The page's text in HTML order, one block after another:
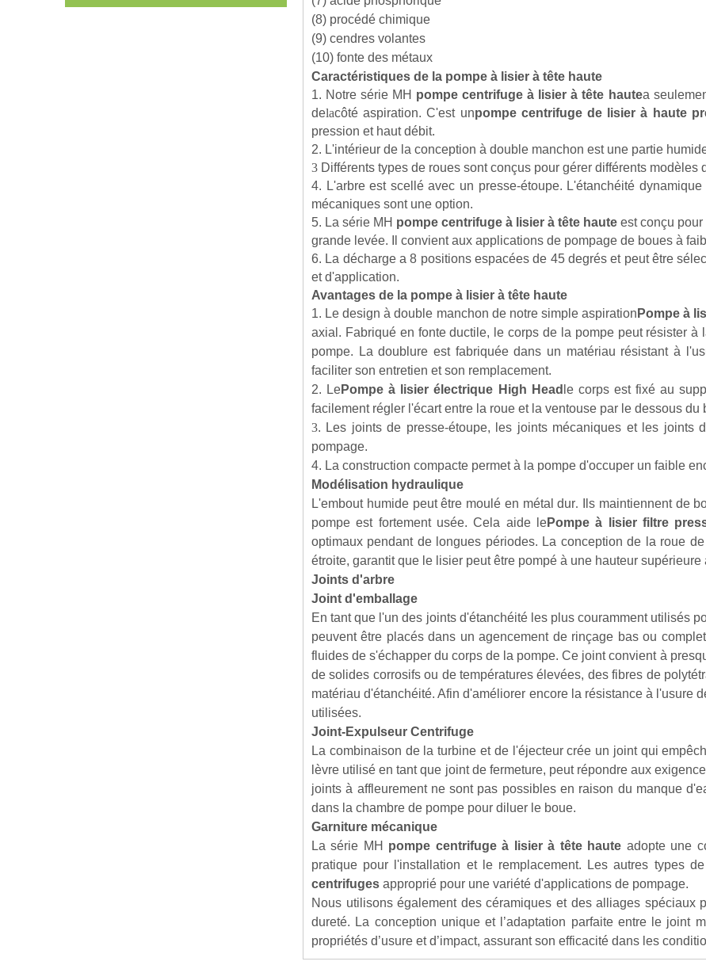
(8) procédé chimique
(9) cendres volantes
(10) fonte des métaux
Caractéristiques de la pompe à lisier à tête haute
1. Notre série MH pompe centrifuge à lisier à tête hautea
delacôté aspiration. C'est unpompe centrifuge de lisier à haute
pression et haut débit.
2. L'intérieur de la conception à double manchon est une partie
3 Différents types de roues sont conçus pour gérer différents modèles
4. L'arbre est scellé avec un presse-étoupe. L'étanchéité
mécaniques sont une option.
5. La série MH pompe centrifuge à lisier à tête haute est conçu
grande levée. Il convient aux applications de pompage de boues à
6. La décharge a 8 positions espacées de 45 degrés et peut être
et d'application.
Avantages de la pompe à lisier à tête haute
1. Le design à double manchon de notre simple aspiration Pompe à
axial. Fabriqué en fonte ductile, le corps de la pompe peut résister
pompe. La doublure est fabriquée dans un matériau résistant à
faciliter son entretien et son remplacement.
2. LePompe à lisier électrique High Head le corps est fixé au
facilement régler l'écart entre la roue et la ventouse par le dessous du
3. Les joints de presse-étoupe, les joints mécaniques et les joints
pompage.
4. La construction compacte permet à la pompe d'occuper un faible
Modélisation hydraulique
L'embout humide peut être moulé en métal dur.
Ils maintiennent de
pompe est fortement usée. Cela aide lePompe à lisier filtre
optimaux pendant de longues périodes. La conception de la roue
étroite, garantit que le lisier peut être pompé à une hauteur supérieure
Joints d'arbre
Joint d'emballage
En tant que l'un des joints d'étanchéité les plus couramment utilisés
peuvent être placés dans un agencement de rinçage bas ou
fluides de s'échapper du corps de la pompe. Ce joint convient à
de solides corrosifs ou de températures élevées, des fibres de
matériau d'étanchéité. Afin d'améliorer encore la résistance à l'usure
utilisées.
Joint-Expulseur Centrifuge
La combinaison de la turbine et de l'éjecteur crée un joint qui
lèvre utilisé en tant que joint de fermeture, peut répondre aux
joints à affleurement ne sont pas possibles en raison du manque
dans la chambre de pompe pour diluer le boue.
Garniture mécanique
La série MH pompe centrifuge à lisier à tête haute adopte une
pratique pour l'installation et le remplacement. Les autres types
centrifuges approprié pour une variété d'applications de pompage.
Nous utilisons également des céramiques et des alliages spéciaux
dureté. La conception unique et l’adaptation parfaite entre le joint
propriétés d’usure et d’impact, assurant son efficacité dans les